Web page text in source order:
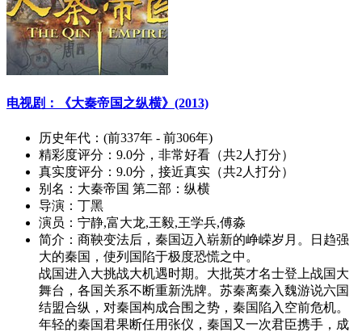
电视剧：《大秦帝国之纵横》(2013)
历史年代： (前337年 - 前306年)
精彩度评分： 9.0分，非常好看（共2人打分）
真实度评分： 9.0分，接近真实（共2人打分）
别名： 大秦帝国 第二部：纵横
导演： 丁黑
演员： 宁静,富大龙,王毅,王学兵,傅淼
简介： 商鞅变法后，秦国迈入崭新的峥嵘岁月。日趋强
大的秦国，使列国陷于极度恐慌之中。
战国进入大挑战大机遇时期。大批英才名士登上战国大
舞台，各国关系不断重新洗牌。苏秦离秦入魏游说六国
结盟合纵，对秦国构成合围之势，秦国陷入空前危机。
年轻的秦国君果断任用张仪，秦国又一次君臣携手，成